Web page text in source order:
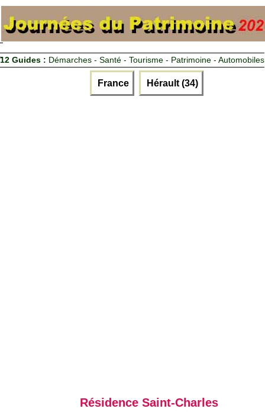
12 Guides : Démarches - Santé - Tourisme - Patrimoine - Automobiles
France Hérault (34)
Résidence Saint-Charles